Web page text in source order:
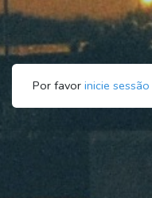
Por favor inicie sessão